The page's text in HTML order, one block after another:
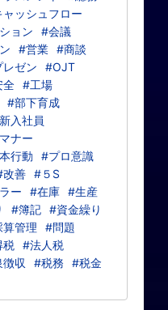
ッシュフロー
ョン
#会議
#営業 #商談
ゼン
#OJT
全 #工場
#部下育成
入社員
ナー
行動
#プロ意識
改善 #５S
ー #在庫 #生産
#簿記 #資金繰り
管理
#問題
税 #法人税
収 #税務
#税金